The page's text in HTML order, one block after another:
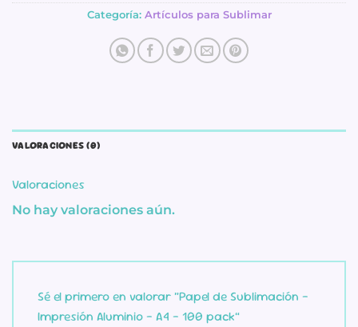
Categoría: Artículos para Sublimar
VALORACIONES (0)
Valoraciones
No hay valoraciones aún.
Sé el primero en valorar “Papel de Sublimación –
Impresión Aluminio – A4 – 100 pack”